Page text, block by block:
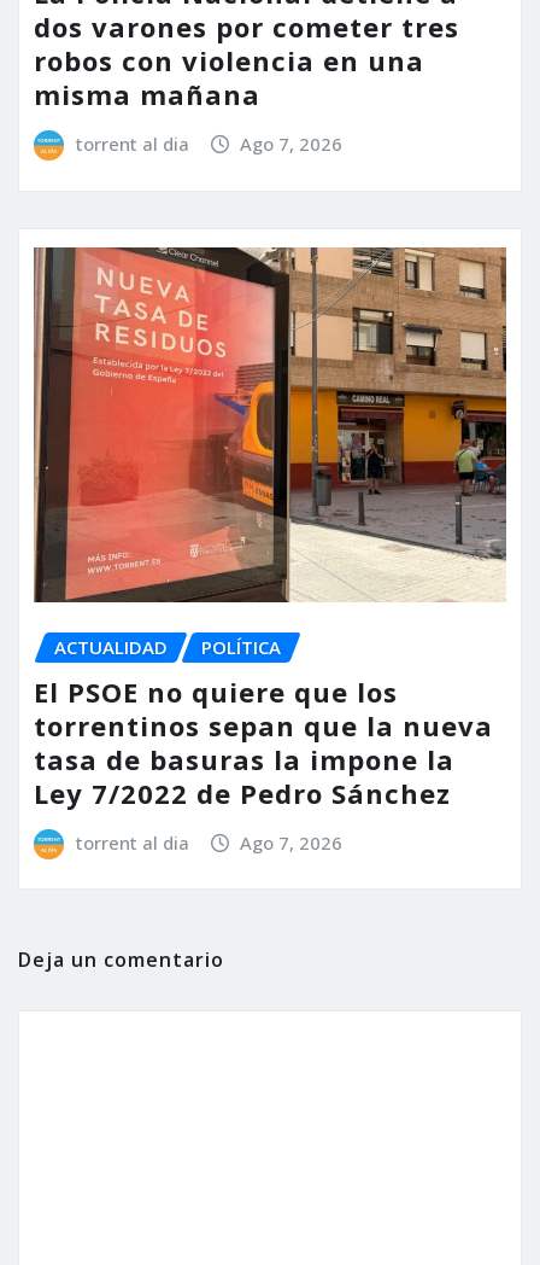
dos varones por cometer tres
robos con violencia en una
misma mañana
torrent al dia Ago 7, 2026
ACTUALIDAD POLÍTICA
El PSOE no quiere que los
torrentinos sepan que la nueva
tasa de basuras la impone la
Ley 7/2022 de Pedro Sánchez
torrent al dia Ago 7, 2026
Deja un comentario